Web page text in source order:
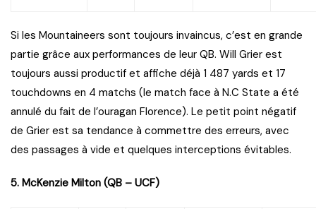
Si les Mountaineers sont toujours invaincus, c’est en grande
partie grâce aux performances de leur QB. Will Grier est
toujours aussi productif et affiche déjà 1 487 yards et 17
touchdowns en 4 matchs (le match face à N.C State a été
annulé du fait de l’ouragan Florence). Le petit point négatif
de Grier est sa tendance à commettre des erreurs, avec
des passages à vide et quelques interceptions évitables.
5. McKenzie Milton (QB – UCF)